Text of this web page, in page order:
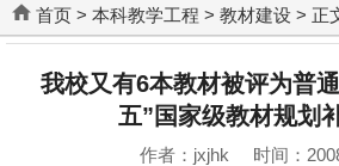
首页 > 本科教学工程 > 教材建设 > 正
我校又有6本教材被评为普
五”国家级教材规划
作者：jxjhk 时间：